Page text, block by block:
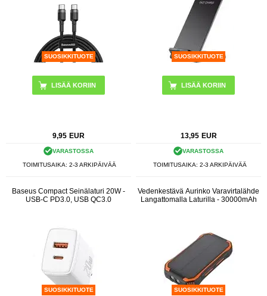
SUOSIKKITUOTE
9,95 EUR
VARASTOSSA
TOIMITUSAIKA: 2-3 ARKIPÄIVÄÄ
SUOSIKKITUOTE
LISÄÄ KORIIN
13,95 EUR
VARASTOSSA
TOIMITUSAIKA: 2-3 ARKIPÄIVÄÄ
Baseus Compact Seinälaturi 20W -
USB-C PD3.0, USB QC3.0
SUOSIKKITUOTE
Vedenkestävä Aurinko Varavirtalähde
Langattomalla Laturilla - 30000mAh
SUOSIKKITUOTE